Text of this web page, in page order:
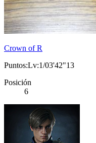
Crown of R
Puntos:Lv:1/03'42"13
Posición
6